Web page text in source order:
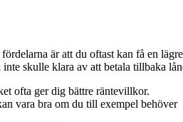
är att du oftast kan få en
skulle klara av att betala tillbaka
ofta ger dig bättre räntevillkor.
vara bra om du till exempel behöver